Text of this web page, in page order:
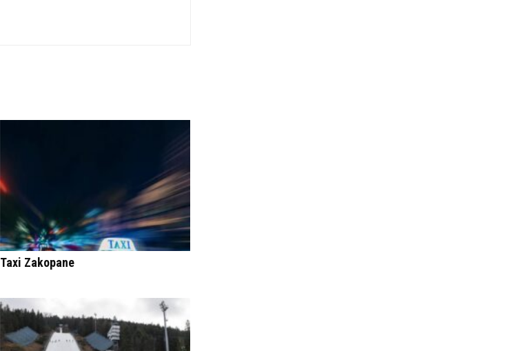
Taxi Zakopane